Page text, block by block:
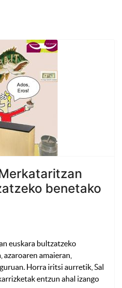
benetako
euskara bultzatzeko
amaieran,
Horra iritsi aurretik, Sal
entzun ahal izango